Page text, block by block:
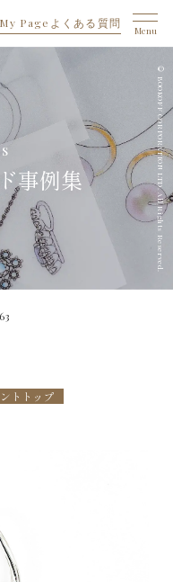
My Page よくある質問
Menu
事例集 © BOOKOFF CORPORATION LTD. All Rights Reserved.
トトップ